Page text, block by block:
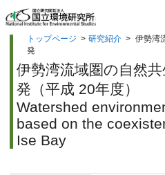
トップページ > 研究紹介 > 伊勢湾
発
伊勢湾流域圏の自然
発（平成 20年度）
Watershed
based on the
Ise Bay